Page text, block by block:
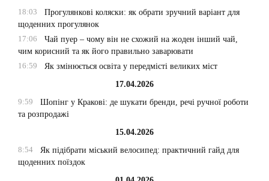
18:03
Прогулянкові коляски: як обрати зручний варіант для
щоденних прогулянок
17:06
Чай пуер – чому він не схожий на жоден інший чай,
чим корисний та як його правильно заварювати
16:59
Як змінюється освіта у передмісті великих міст
17.04.2026
9:59
Шопінг у Кракові: де шукати бренди, речі ручної роботи
та розпродажі
15.04.2026
8:54
Як підібрати міський велосипед: практичний гайд для
щоденних поїздок